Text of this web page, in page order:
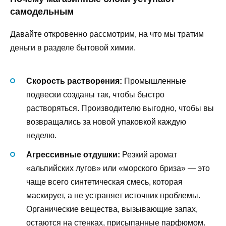
самодельным
Давайте откровенно рассмотрим, на что мы тратим
деньги в разделе бытовой химии.
Скорость растворения: Промышленные
подвески созданы так, чтобы быстро
растворяться. Производителю выгодно, чтобы вы
возвращались за новой упаковкой каждую
неделю.
Агрессивные отдушки: Резкий аромат
«альпийских лугов» или «морского бриза» — это
чаще всего синтетическая смесь, которая
маскирует, а не устраняет источник проблемы.
Органические вещества, вызывающие запах,
остаются на стенках, присыпанные парфюмом.